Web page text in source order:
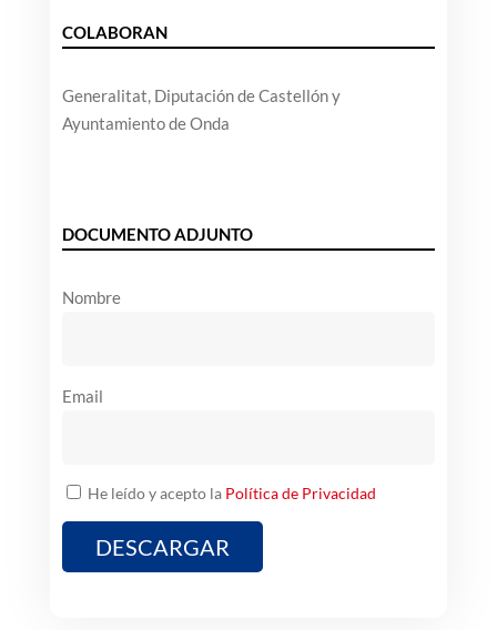
COLABORAN
Generalitat, Diputación de Castellón y
Ayuntamiento de Onda
DOCUMENTO ADJUNTO
Nombre
Email
He leído y acepto la Política de Privacidad